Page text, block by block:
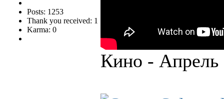
Posts: 1253
Thank you received: 1
Karma: 0
Кино - Апрель